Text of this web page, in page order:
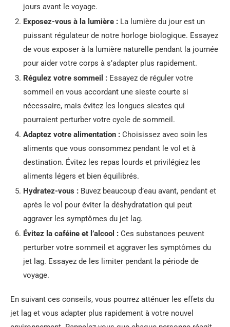
jours avant le voyage.
Exposez-vous à la lumière : La lumière du jour est un
puissant régulateur de notre horloge biologique. Essayez
de vous exposer à la lumière naturelle pendant la journée
pour aider votre corps à s’adapter plus rapidement.
Régulez votre sommeil : Essayez de réguler votre
sommeil en vous accordant une sieste courte si
nécessaire, mais évitez les longues siestes qui
pourraient perturber votre cycle de sommeil.
Adaptez votre alimentation : Choisissez avec soin les
aliments que vous consommez pendant le vol et à
destination. Évitez les repas lourds et privilégiez les
aliments légers et bien équilibrés.
Hydratez-vous : Buvez beaucoup d’eau avant, pendant et
après le vol pour éviter la déshydratation qui peut
aggraver les symptômes du jet lag.
Évitez la caféine et l’alcool : Ces substances peuvent
perturber votre sommeil et aggraver les symptômes du
jet lag. Essayez de les limiter pendant la période de
voyage.
En suivant ces conseils, vous pourrez atténuer les effets du
jet lag et vous adapter plus rapidement à votre nouvel